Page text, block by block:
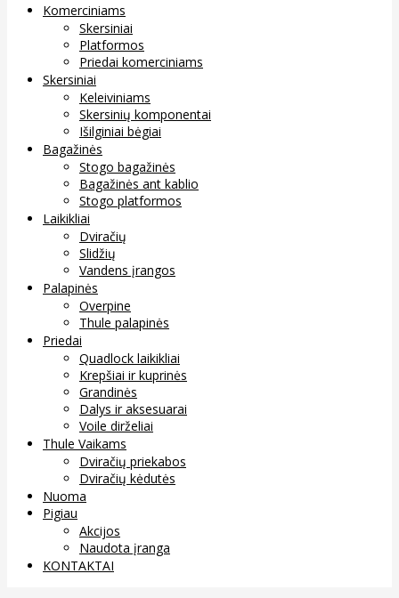
Komerciniams
Skersiniai
Platformos
Priedai komerciniams
Skersiniai
Keleiviniams
Skersinių komponentai
Išilginiai bėgiai
Bagažinės
Stogo bagažinės
Bagažinės ant kablio
Stogo platformos
Laikikliai
Dviračių
Slidžių
Vandens įrangos
Palapinės
Overpine
Thule palapinės
Priedai
Quadlock laikikliai
Krepšiai ir kuprinės
Grandinės
Dalys ir aksesuarai
Voile dirželiai
Thule Vaikams
Dviračių priekabos
Dviračių kėdutės
Nuoma
Pigiau
Akcijos
Naudota įranga
KONTAKTAI